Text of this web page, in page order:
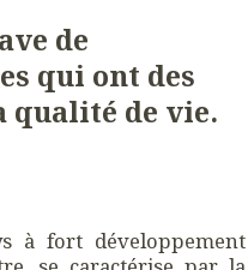
de
qui ont des
qualité de vie.
à fort développement